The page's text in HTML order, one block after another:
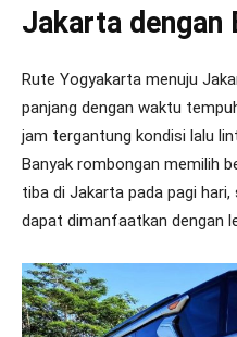
Jakarta dengan
Rute Yogyakarta menuju
panjang dengan waktu
jam tergantung kondisi lalu
Banyak rombongan memilih
tiba di Jakarta pada pagi
dapat dimanfaatkan dengan